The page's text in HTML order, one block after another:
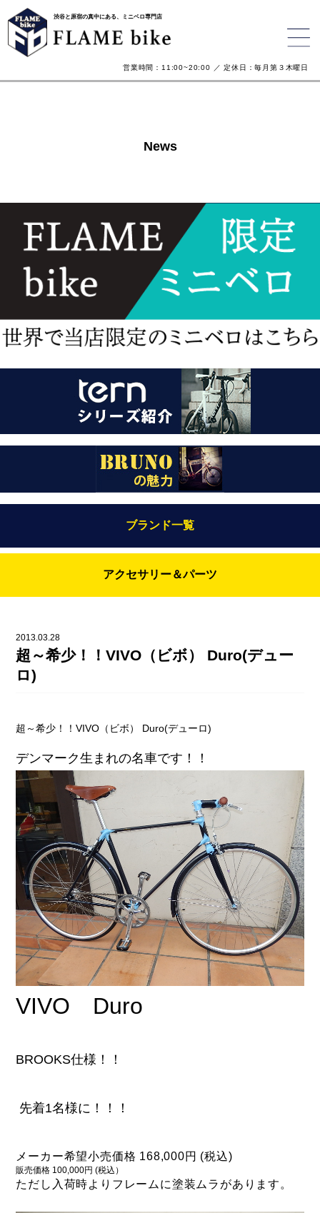
渋谷と原宿の真中にある、ミニベロ専門店
営業時間：11:00~20:00 ／ 定休日：毎月第３木曜日
News
ブランド一覧
Bianchi（ビアンキ）
BRUNO(ブルーノ)
DAHON（ダホーン）
FLAMEbike限定車
GIOS（ジオス）
KUWAHARA（クワハラ）
MASI（マージ）
PASHLEY（パシュレー）
RITEWAY（ライトウェイ）
tern（ターン）
tern Crest
tern SURGE
tern SURGE PRO
tern SURGE UNO
アクセサリー＆パーツ
knog（ノグ）
option & parts
マルイのかわいいキャップ
2013.03.28
超～希少！！VIVO（ビボ） Duro(デュー
ロ)
超～希少！！VIVO（ビボ） Duro(デューロ)
デンマーク生まれの名車です！！
VIVO Duro
BROOKS仕様！！
先着1名様に！！！
メーカー希望小売価格 168,000円 (税込)
販売価格 100,000円 (税込）
ただし入荷時よりフレームに塗装ムラがあります。